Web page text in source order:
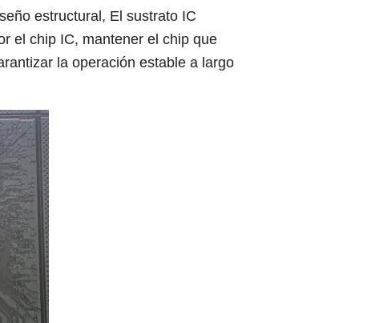
estructural, El sustrato IC
el chip IC, mantener el chip que
la operación estable a largo